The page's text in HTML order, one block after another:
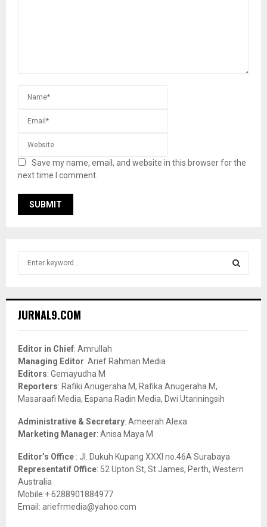
Save my name, email, and website in this browser for the
next time I comment.
h
o
r
:
JURNAL9.COM
Editor in Chief: Amrullah
Managing Editor: Arief Rahman Media
Editors: Gemayudha M
Reporters: Rafiki Anugeraha M, Rafika Anugeraha M,
Masaraafi Media, Espana Radin Media, Dwi Utariningsih
Administrative & Secretary: Ameerah Alexa
Marketing Manager: Anisa Maya M
Editor’s Office : Jl. Dukuh Kupang XXXI no.46A Surabaya
Representatif Office: 52 Upton St, St James, Perth, Western
Australia
Mobile:+ 6288901884977
Email: ariefrmedia@yahoo.com